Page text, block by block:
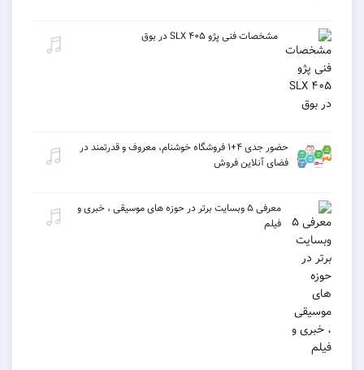
مشخصات فنی پژو ۴۰۵ SLX در بوق
حضور جدی ۴+۱ فروشگاه خوشنام، معروف و قدرتمند در
فضای آنلاین فروش
معرفی ۵ وبسایت برتر در حوزه های موسیقی ، خبری و
فیلم